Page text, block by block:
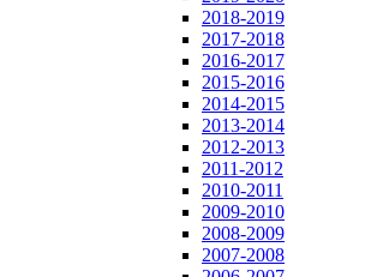
2018-2019
2017-2018
2016-2017
2015-2016
2014-2015
2013-2014
2012-2013
2011-2012
2010-2011
2009-2010
2008-2009
2007-2008